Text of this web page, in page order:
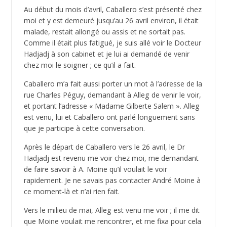
Au début du mois d’avril, Caballero s’est présenté chez
moi et y est demeuré jusqu’au 26 avril environ, il était
malade, restait allongé ou assis et ne sortait pas.
Comme il était plus fatigué, je suis allé voir le Docteur
Hadjadj à son cabinet et je lui ai demandé de venir
chez moi le soigner ; ce qu’il a fait.
Caballero m’a fait aussi porter un mot à l’adresse de la
rue Charles Péguy, demandant à Alleg de venir le voir,
et portant l’adresse « Madame Gilberte Salem ». Alleg
est venu, lui et Caballero ont parlé longuement sans
que je participe à cette conversation.
Après le départ de Caballero vers le 26 avril, le Dr
Hadjadj est revenu me voir chez moi, me demandant
de faire savoir à A. Moine qu’il voulait le voir
rapidement. Je ne savais pas contacter André Moine à
ce moment-là et n’ai rien fait.
Vers le milieu de mai, Alleg est venu me voir ; il me dit
que Moine voulait me rencontrer, et me fixa pour cela